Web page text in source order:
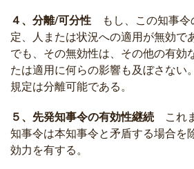
４、分離/可分性もし、この知事令
定、人または状況への適用が無効で
でも、その無効性は、その他の有効
たは適用に何らの影響も及ぼさない
規定は分離可能である。
５、先発知事令の有効性継続 これ
知事令は本知事令と矛盾する場合を
効力を有する。